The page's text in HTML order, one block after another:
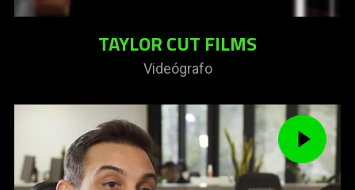
TAYLOR CUT FILMS
Videógrafo